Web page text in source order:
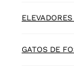
GATOS DE